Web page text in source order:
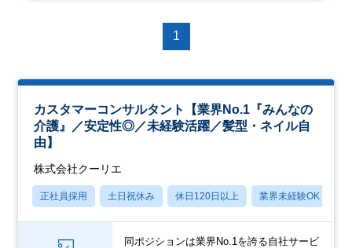
1
カスタマーコンサルタント【業界No.1『みんなの
介護』／安定性◎／未経験活躍／髪型・ネイル自
由】
株式会社クーリエ
正社員採用 土日祝休み 休日120日以上 業界未経験OK
同ポジションは業界No.1を誇る自社サービ